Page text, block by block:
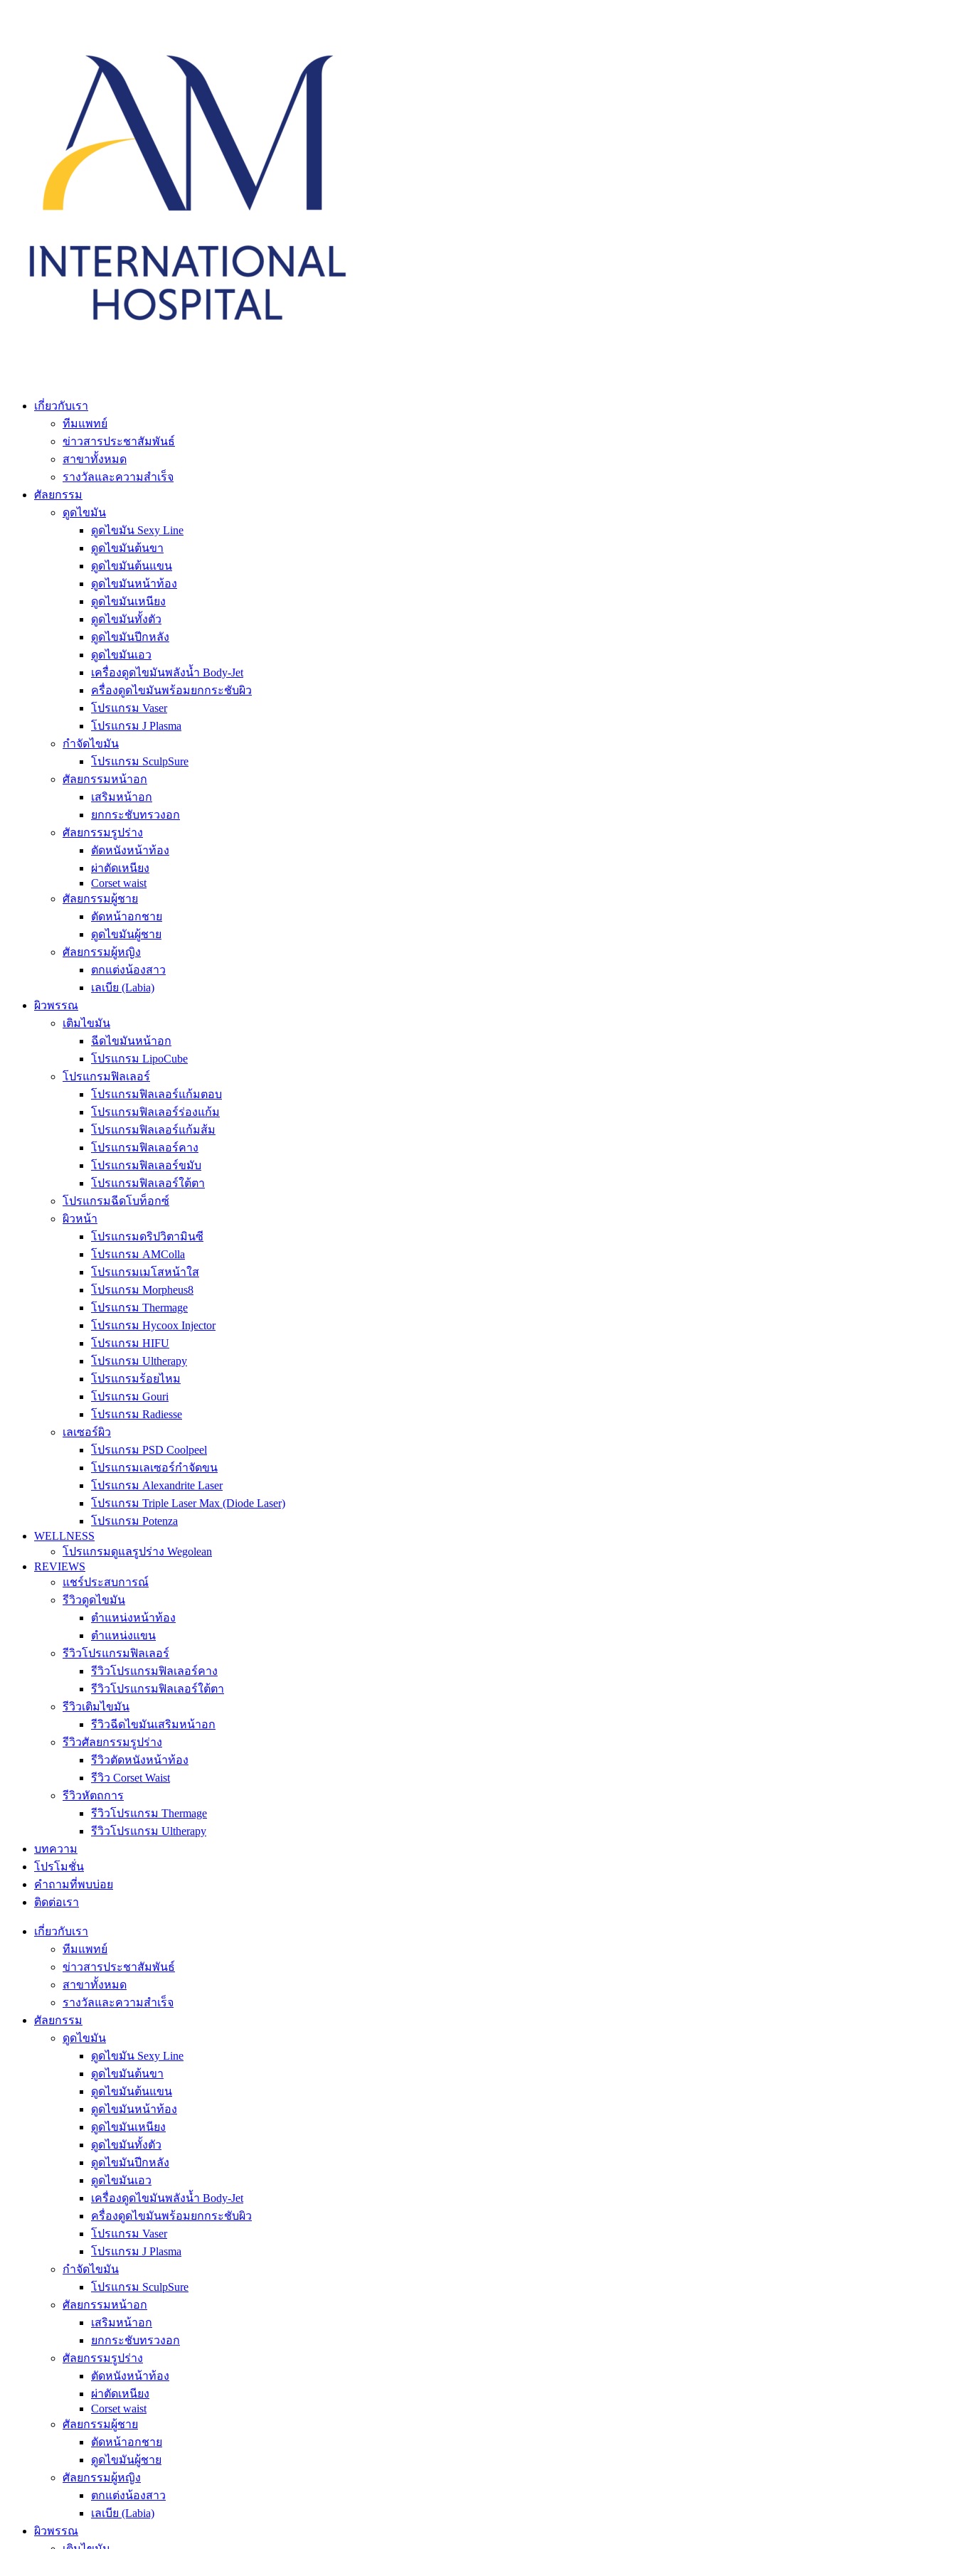
เกี่ยวกับเรา
ทีมแพทย์
ข่าวสารประชาสัมพันธ์
สาขาทั้งหมด
รางวัลและความสำเร็จ
ศัลยกรรม
ดูดไขมัน
ดูดไขมัน Sexy Line
ดูดไขมันต้นขา
ดูดไขมันต้นแขน
ดูดไขมันหน้าท้อง
ดูดไขมันเหนียง
ดูดไขมันทั้งตัว
ดูดไขมันปีกหลัง
ดูดไขมันเอว
เครื่องดูดไขมันพลังน้ำ Body-Jet
ครื่องดูดไขมันพร้อมยกกระชับผิว
โปรแกรม Vaser
โปรแกรม J Plasma
กำจัดไขมัน
โปรแกรม SculpSure
ศัลยกรรมหน้าอก
เสริมหน้าอก
ยกกระชับทรวงอก
ศัลยกรรมรูปร่าง
ตัดหนังหน้าท้อง
ผ่าตัดเหนียง
Corset waist
ศัลยกรรมผู้ชาย
ตัดหน้าอกชาย
ดูดไขมันผู้ชาย
ศัลยกรรมผู้หญิง
ตกแต่งน้องสาว
เลเบีย (Labia)
ผิวพรรณ
เติมไขมัน
ฉีดไขมันหน้าอก
โปรแกรม LipoCube
โปรแกรมฟิลเลอร์
โปรแกรมฟิลเลอร์แก้มตอบ
โปรแกรมฟิลเลอร์ร่องแก้ม
โปรแกรมฟิลเลอร์แก้มส้ม
โปรแกรมฟิลเลอร์คาง
โปรแกรมฟิลเลอร์ขมับ
โปรแกรมฟิลเลอร์ใต้ตา
โปรแกรมฉีดโบท็อกซ์
ผิวหน้า
โปรแกรมดริปวิตามินซี
โปรแกรม AMColla
โปรแกรมเมโสหน้าใส
โปรแกรม Morpheus8
โปรแกรม Thermage
โปรแกรม Hycoox Injector
โปรแกรม HIFU
โปรแกรม Ultherapy
โปรแกรมร้อยไหม
โปรแกรม Gouri
โปรแกรม Radiesse
เลเซอร์ผิว
โปรแกรม PSD Coolpeel
โปรแกรมเลเซอร์กำจัดขน
โปรแกรม Alexandrite Laser
โปรแกรม Triple Laser Max (Diode Laser)
โปรแกรม Potenza
WELLNESS
โปรแกรมดูแลรูปร่าง Wegolean
REVIEWS
แชร์ประสบการณ์
รีวิวดูดไขมัน
ตำแหน่งหน้าท้อง
ตำแหน่งแขน
รีวิวโปรแกรมฟิลเลอร์
รีวิวโปรแกรมฟิลเลอร์คาง
รีวิวโปรแกรมฟิลเลอร์ใต้ตา
รีวิวเติมไขมัน
รีวิวฉีดไขมันเสริมหน้าอก
รีวิวศัลยกรรมรูปร่าง
รีวิวตัดหนังหน้าท้อง
รีวิว Corset Waist
รีวิวหัตถการ
รีวิวโปรแกรม Thermage
รีวิวโปรแกรม Ultherapy
บทความ
โปรโมชั่น
คำถามที่พบบ่อย
ติดต่อเรา
เกี่ยวกับเรา
ทีมแพทย์
ข่าวสารประชาสัมพันธ์
สาขาทั้งหมด
รางวัลและความสำเร็จ
ศัลยกรรม
ดูดไขมัน
ดูดไขมัน Sexy Line
ดูดไขมันต้นขา
ดูดไขมันต้นแขน
ดูดไขมันหน้าท้อง
ดูดไขมันเหนียง
ดูดไขมันทั้งตัว
ดูดไขมันปีกหลัง
ดูดไขมันเอว
เครื่องดูดไขมันพลังน้ำ Body-Jet
ครื่องดูดไขมันพร้อมยกกระชับผิว
โปรแกรม Vaser
โปรแกรม J Plasma
กำจัดไขมัน
โปรแกรม SculpSure
ศัลยกรรมหน้าอก
เสริมหน้าอก
ยกกระชับทรวงอก
ศัลยกรรมรูปร่าง
ตัดหนังหน้าท้อง
ผ่าตัดเหนียง
Corset waist
ศัลยกรรมผู้ชาย
ตัดหน้าอกชาย
ดูดไขมันผู้ชาย
ศัลยกรรมผู้หญิง
ตกแต่งน้องสาว
เลเบีย (Labia)
ผิวพรรณ